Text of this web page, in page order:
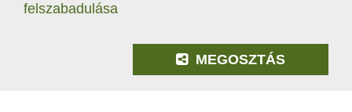
HÍREK
felszabadulása
MEGOSZTÁS